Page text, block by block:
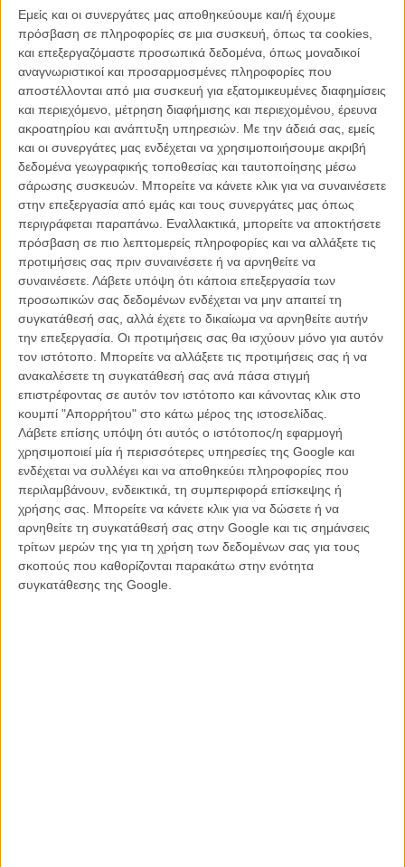
Εμείς και οι συνεργάτες μας αποθηκεύουμε και/ή έχουμε
πρόσβαση σε πληροφορίες σε μια συσκευή, όπως τα cookies,
και επεξεργαζόμαστε προσωπικά δεδομένα, όπως μοναδικοί
αναγνωριστικοί και προσαρμοσμένες πληροφορίες που
αποστέλλονται από μια συσκευή για εξατομικευμένες διαφημίσεις
και περιεχόμενο, μέτρηση διαφήμισης και περιεχομένου, έρευνα
ακροατηρίου και ανάπτυξη υπηρεσιών. Με την άδειά σας, εμείς
και οι συνεργάτες μας ενδέχεται να χρησιμοποιήσουμε ακριβή
δεδομένα γεωγραφικής τοποθεσίας και ταυτοποίησης μέσω
σάρωσης συσκευών. Μπορείτε να κάνετε κλικ για να συναινέσετε
στην επεξεργασία από εμάς και τους συνεργάτες μας όπως
περιγράφεται παραπάνω. Εναλλακτικά, μπορείτε να αποκτήσετε
πρόσβαση σε πιο λεπτομερείς πληροφορίες και να αλλάξετε τις
προτιμήσεις σας πριν συναινέσετε ή να αρνηθείτε να
συναινέσετε. Λάβετε υπόψη ότι κάποια επεξεργασία των
προσωπικών σας δεδομένων ενδέχεται να μην απαιτεί τη
συγκατάθεσή σας, αλλά έχετε το δικαίωμα να αρνηθείτε αυτήν
την επεξεργασία. Οι προτιμήσεις σας θα ισχύουν μόνο για αυτόν
τον ιστότοπο. Μπορείτε να αλλάξετε τις προτιμήσεις σας ή να
ανακαλέσετε τη συγκατάθεσή σας ανά πάσα στιγμή
επιστρέφοντας σε αυτόν τον ιστότοπο και κάνοντας κλικ στο
κουμπί "Απορρήτου" στο κάτω μέρος της ιστοσελίδας.
Λάβετε επίσης υπόψη ότι αυτός ο ιστότοπος/η εφαρμογή
χρησιμοποιεί μία ή περισσότερες υπηρεσίες της Google και
ενδέχεται να συλλέγει και να αποθηκεύει πληροφορίες που
περιλαμβάνουν, ενδεικτικά, τη συμπεριφορά επίσκεψης ή
χρήσης σας. Μπορείτε να κάνετε κλικ για να δώσετε ή να
αρνηθείτε τη συγκατάθεσή σας στην Google και τις σημάνσεις
τρίτων μερών της για τη χρήση των δεδομένων σας για τους
σκοπούς που καθορίζονται παρακάτω στην ενότητα
συγκατάθεσης της Google.
ξοφλημένο μποξέρ και μάλλον άτσαλο ιδιοκτήτη, ρομπότ δεύτερης
διαλογής, το χιούμορ, το νεύρο, την γοητεία που δεν έχει φροντίσει
να του εμφυσήσει το σενάριο. Στην πραγματικότητα, αν τα ρομπότ
που μονομαχούν στο ρινγκ μοιάζουν με μηχανικά αυτόματα με
ελάχιστο ενδιαφέρον, άλλο τόσο «μηχανικοί» είναι και οι θνητοί
πρωταγωνιστές, που μοιάζουν απόλυτα προβλέψιμοι από την αρχή
ως το τέλος της πορείας τους στην οθόνη.
Το φιλμ άλλωστε κάνει σαφές το ποιο είναι το κοινό του. Τα πάντα
μοιάζουν απλοποιημένα στα όρια μιας αν όχι παιδικής, τότε σίγουρα
εφηβικής περιπέτειας με την σχέση του ήρωα με τον νεαρό γιο του
να προσπαθεί να αναπαραστήσει τον χτύπο μιας ανθρώπινης
καρδιάς σε ένα μάλλον ψυχρό και μεταλλικό περίβλημα.
Στην πραγματικότητα όμως, οι μόνες στιγμές που το φιλμ μοιάζει να
βρίσκει τον ρυθμό του και να κεντρίζει το ενδιαφέρον είναι όταν οι
μηχανές μπαίνουν στο ρινγκ, και ειδικά απ όταν ο μηχανικός Δαβίδ
αρχίζει να νικά τον έναν μετά τον άλλο τους αντίπαλους Γολιάθ στο
Τα εφέ είναι εντυπωσιακά, τα ρομπότ αληθοφανή -έστω κι αν ο
ανθρωπομορφισμός του Atom, μερικές φορές μοιάζει υπερβολικά
προφανής- και οι μάχες τους, λαμαρίνα με λαμαρίνα, έχουν ένταση
και θέαμα.
Κι εκεί περίπου εξαντλείται η όποια συναισθηματική εμπλοκή μπορεί
να σου δημιουργήσει το φιλμ που παρά την υπογραφή του
Σπίλμπεργκ στην παραγωγή, δεν καταφέρνει να φτιάξει
αξιομνημόνευτους χαρακτήρες και σχέσεις των οποίων η εξέλιξη να
σε ενδιαφέρει. Μπορεί το κενό του φιλμ να μην αγγίζει αυτό του
απόλυτου τίποτα των «Transformers», αλλά όταν σε μια ταινία με